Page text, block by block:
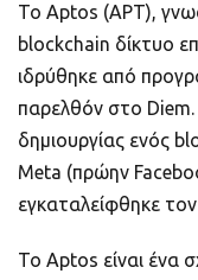
Το Aptos (APT),
blockchain δίκτυο
ιδρύθηκε από
παρελθόν στο
δημιουργίας ενός
Meta (πρώην
εγκαταλείφθηκε
Το Aptos είναι ένα